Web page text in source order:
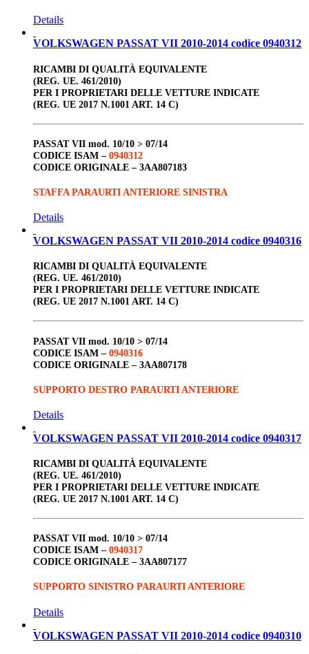
Details
VOLKSWAGEN PASSAT VII 2010-2014 codice 0940312
RICAMBI DI QUALITÀ EQUIVALENTE
(REG. UE. 461/2010)
PER I PROPRIETARI DELLE VETTURE INDICATE
(REG. UE 2017 N.1001 ART. 14 C)
PASSAT VII mod. 10/10 > 07/14
CODICE ISAM – 0940312
CODICE ORIGINALE – 3AA807183
STAFFA PARAURTI ANTERIORE SINISTRA
Details
VOLKSWAGEN PASSAT VII 2010-2014 codice 0940316
RICAMBI DI QUALITÀ EQUIVALENTE
(REG. UE. 461/2010)
PER I PROPRIETARI DELLE VETTURE INDICATE
(REG. UE 2017 N.1001 ART. 14 C)
PASSAT VII mod. 10/10 > 07/14
CODICE ISAM – 0940316
CODICE ORIGINALE – 3AA807178
SUPPORTO DESTRO PARAURTI ANTERIORE
Details
VOLKSWAGEN PASSAT VII 2010-2014 codice 0940317
RICAMBI DI QUALITÀ EQUIVALENTE
(REG. UE. 461/2010)
PER I PROPRIETARI DELLE VETTURE INDICATE
(REG. UE 2017 N.1001 ART. 14 C)
PASSAT VII mod. 10/10 > 07/14
CODICE ISAM – 0940317
CODICE ORIGINALE – 3AA807177
SUPPORTO SINISTRO PARAURTI ANTERIORE
Details
VOLKSWAGEN PASSAT VII 2010-2014 codice 0940310